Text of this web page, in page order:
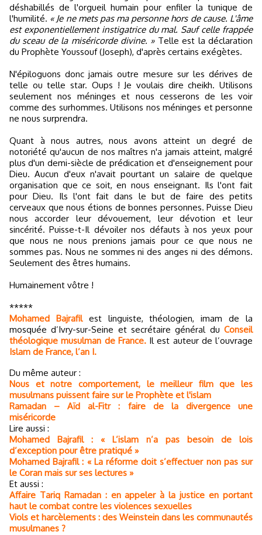
déshabillés de l'orgueil humain pour enfiler la tunique de
l'humilité. « Je ne mets pas ma personne hors de cause. L'âme
est exponentiellement instigatrice du mal. Sauf celle frappée
du sceau de la miséricorde divine. »Telle est la déclaration
du Prophète Youssouf (Joseph), d'après certains exégètes.
N'épiloguons donc jamais outre mesure sur les dérives de
telle ou telle star. Oups ! Je voulais dire cheikh. Utilisons
seulement nos méninges et nous cesserons de les voir
comme des surhommes. Utilisons nos méninges et personne
ne nous surprendra.
Quant à nous autres, nous avons atteint un degré de
notoriété qu'aucun de nos maîtres n'a jamais atteint, malgré
plus d'un demi-siècle de prédication et d'enseignement pour
Dieu. Aucun d'eux n'avait pourtant un salaire de quelque
organisation que ce soit, en nous enseignant. Ils l'ont fait
pour Dieu. Ils l'ont fait dans le but de faire des petits
cerveaux que nous étions de bonnes personnes. Puisse Dieu
nous accorder leur dévouement, leur dévotion et leur
sincérité. Puisse-t-Il dévoiler nos défauts à nos yeux pour
que nous ne nous prenions jamais pour ce que nous ne
sommes pas. Nous ne sommes ni des anges ni des démons.
Seulement des êtres humains.
Humainement vôtre !
*****
Mohamed Bajrafilest linguiste, théologien, imam de la
mosquée d’Ivry-sur-Seine et secrétaire général du Conseil
théologique musulman de France.Il est auteur de l’ouvrage
Islam de France, l’an I.
Du même auteur :
Nous et notre comportement, le meilleur film que les
musulmans puissent faire sur le Prophète et l'islam
Ramadan – Aïd al-Fitr : faire de la divergence une
miséricorde
Lire aussi :
Mohamed Bajrafil : « L’islam n’a pas besoin de lois
d’exception pour être pratiqué »
Mohamed Bajrafil : « La réforme doit s’effectuer non pas sur
le Coran mais sur ses lectures »
Et aussi :
Affaire Tariq Ramadan : en appeler à la justice en portant
haut le combat contre les violences sexuelles
Viols et harcèlements : des Weinstein dans les communautés
musulmanes ?